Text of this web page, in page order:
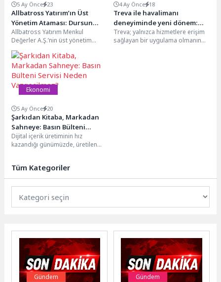
5 Ay Önce 23
Allbatross Yatırım’ın Üst
Yönetim Ataması: Dursun
Sevici’nin Genel Müdür
Olarak Atanmasına Karar
Verildi.
Allbatross Yatırım Menkul
Değerler A.Ş.’nin üst yönetim
kadrosunda yeni bir
görevlendirme yapıldı. Eylül
2025’ten bu...
4 Ay Önce 18
Treva ile havalimanı
deneyiminde yeni dönem:
Tek platform, sınırsız
yolculuk
Treva; yalnızca hizmetlere erişim
sağlayan bir uygulama olmanın
Ekonomi
5 Ay Önce 20
Şarkıdan Kitaba, Markadan
Sahneye: Basın Bülteni
Servisi Neden Vazgeçilmez?
Dijital içerik üretiminin hız
kazandığı günümüzde, üretilen
Tüm Kategoriler
Gündem Gündem